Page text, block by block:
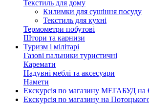
Текстиль для дому
Килимки для сушіння посуду
Текстиль для кухні
Термометри побутові
Штори та карнизи
Туризм і мілітарі
Газові пальники туристичні
Каремати
Надувні меблі та аксесуари
Намети
Екскурсія по магазину МЕГАБУД на
Екскурсія по магазину на